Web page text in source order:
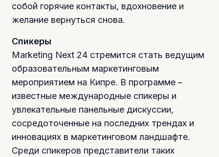
собой горячие контакты, вдохновение и
желание вернуться снова.
Спикеры
Marketing Next 24 стремится стать ведущим
образовательным маркетинговым
мероприятием на Кипре. В программе –
известные международные спикеры и
увлекательные панельные дискуссии,
сосредоточенные на последних трендах и
инновациях в маркетинговом ландшафте.
Среди спикеров представители таких